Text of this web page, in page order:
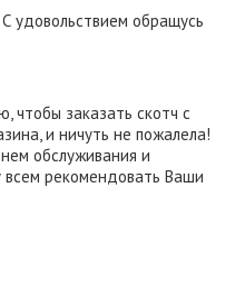
удовольствием обращусь
чтобы заказать скотч с
и ничуть не пожалела!
обслуживания и
всем рекомендовать Ваши